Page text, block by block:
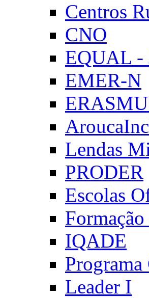
Centros
CNO
EQUAL -
EMER-N
Lendas
PRODER
Escolas
IQADE
Leader I